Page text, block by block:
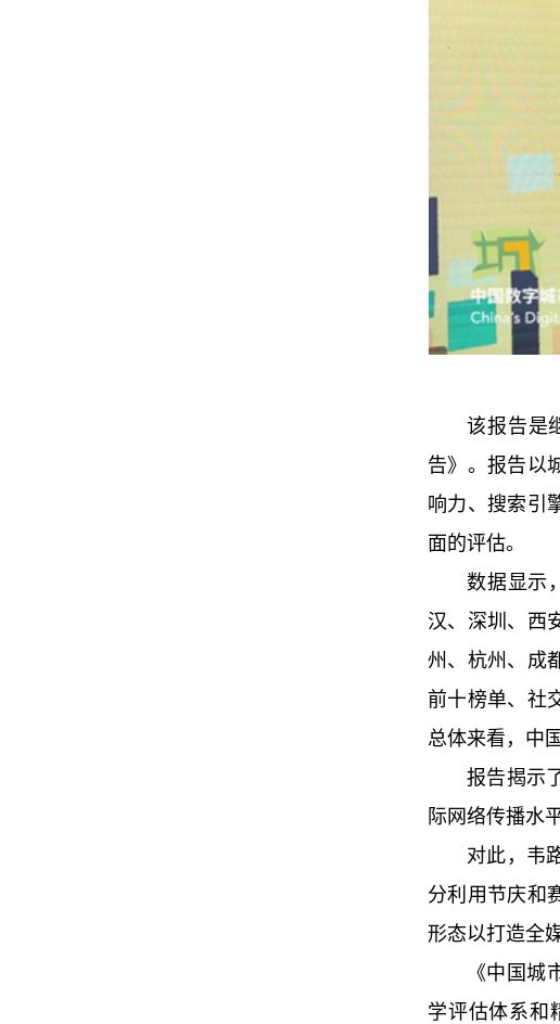
该报告是
告》。报告以
响力、搜索引
面的评估。
数据显示
汉、深圳、西
州、杭州、成
前十榜单、社
总体来看，中
报告揭示
际网络传播水
对此，韦
分利用节庆和
形态以打造全
《中国城
学评估体系和